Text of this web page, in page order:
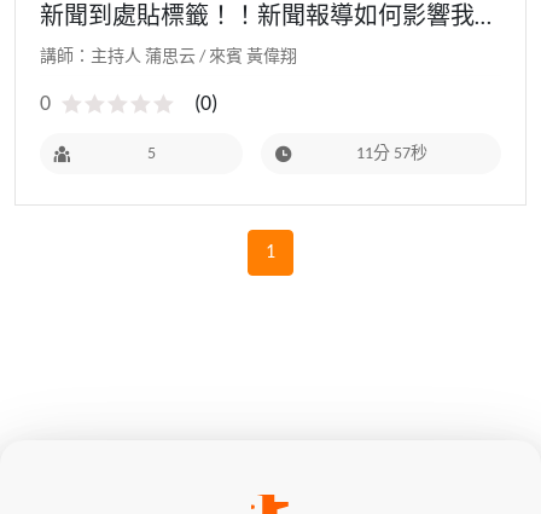
新聞到處貼標籤！！新聞報導如何影響我們
的觀點
講師：主持人 蒲思云 / 來賓 黃偉翔
0 (0)
5 11分 57秒
1